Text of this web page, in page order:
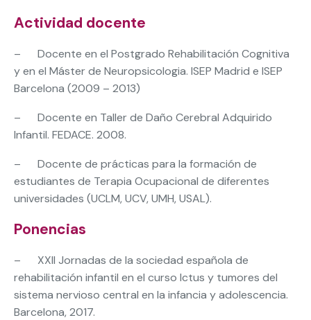
Actividad docente
– Docente en el Postgrado Rehabilitación Cognitiva
y en el Máster de Neuropsicologia. ISEP Madrid e ISEP
Barcelona (2009 – 2013)
– Docente en Taller de Daño Cerebral Adquirido
Infantil. FEDACE. 2008.
– Docente de prácticas para la formación de
estudiantes de Terapia Ocupacional de diferentes
universidades (UCLM, UCV, UMH, USAL).
Ponencias
– XXII Jornadas de la sociedad española de
rehabilitación infantil en el curso Ictus y tumores del
sistema nervioso central en la infancia y adolescencia.
Barcelona, 2017.